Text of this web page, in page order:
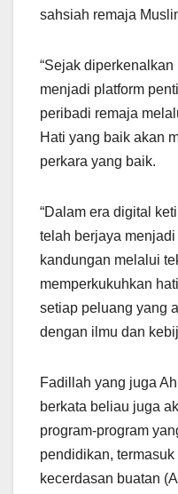
sahsiah remaja
“Sejak
menjadi platform
peribadi remaja
Hati yang baik akan
perkara yang baik.
“Dalam era digital
telah berjaya
kandungan melalui
memperkukuhkan
setiap peluang yang
dengan ilmu dan
Fadillah yang juga
berkata beliau juga
program-program
pendidikan,
kecerdasan buatan